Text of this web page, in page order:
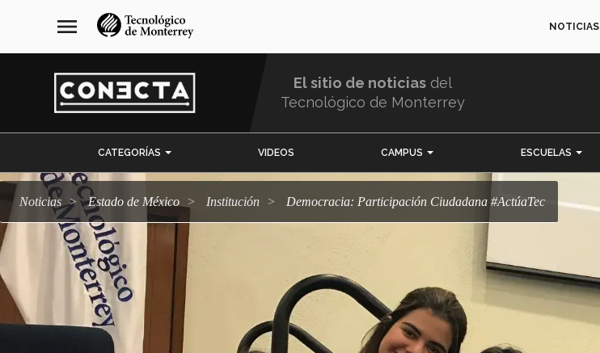
navegación
principal
menu NOTICIAS
El sitio de noticias del
Tecnológico de Monterrey
CATEGORÍAS VIDEOS CAMPUS ESCUELAS
Noticias Estado de México Institución Democracia: Participación Ciudadana #ActúaTec